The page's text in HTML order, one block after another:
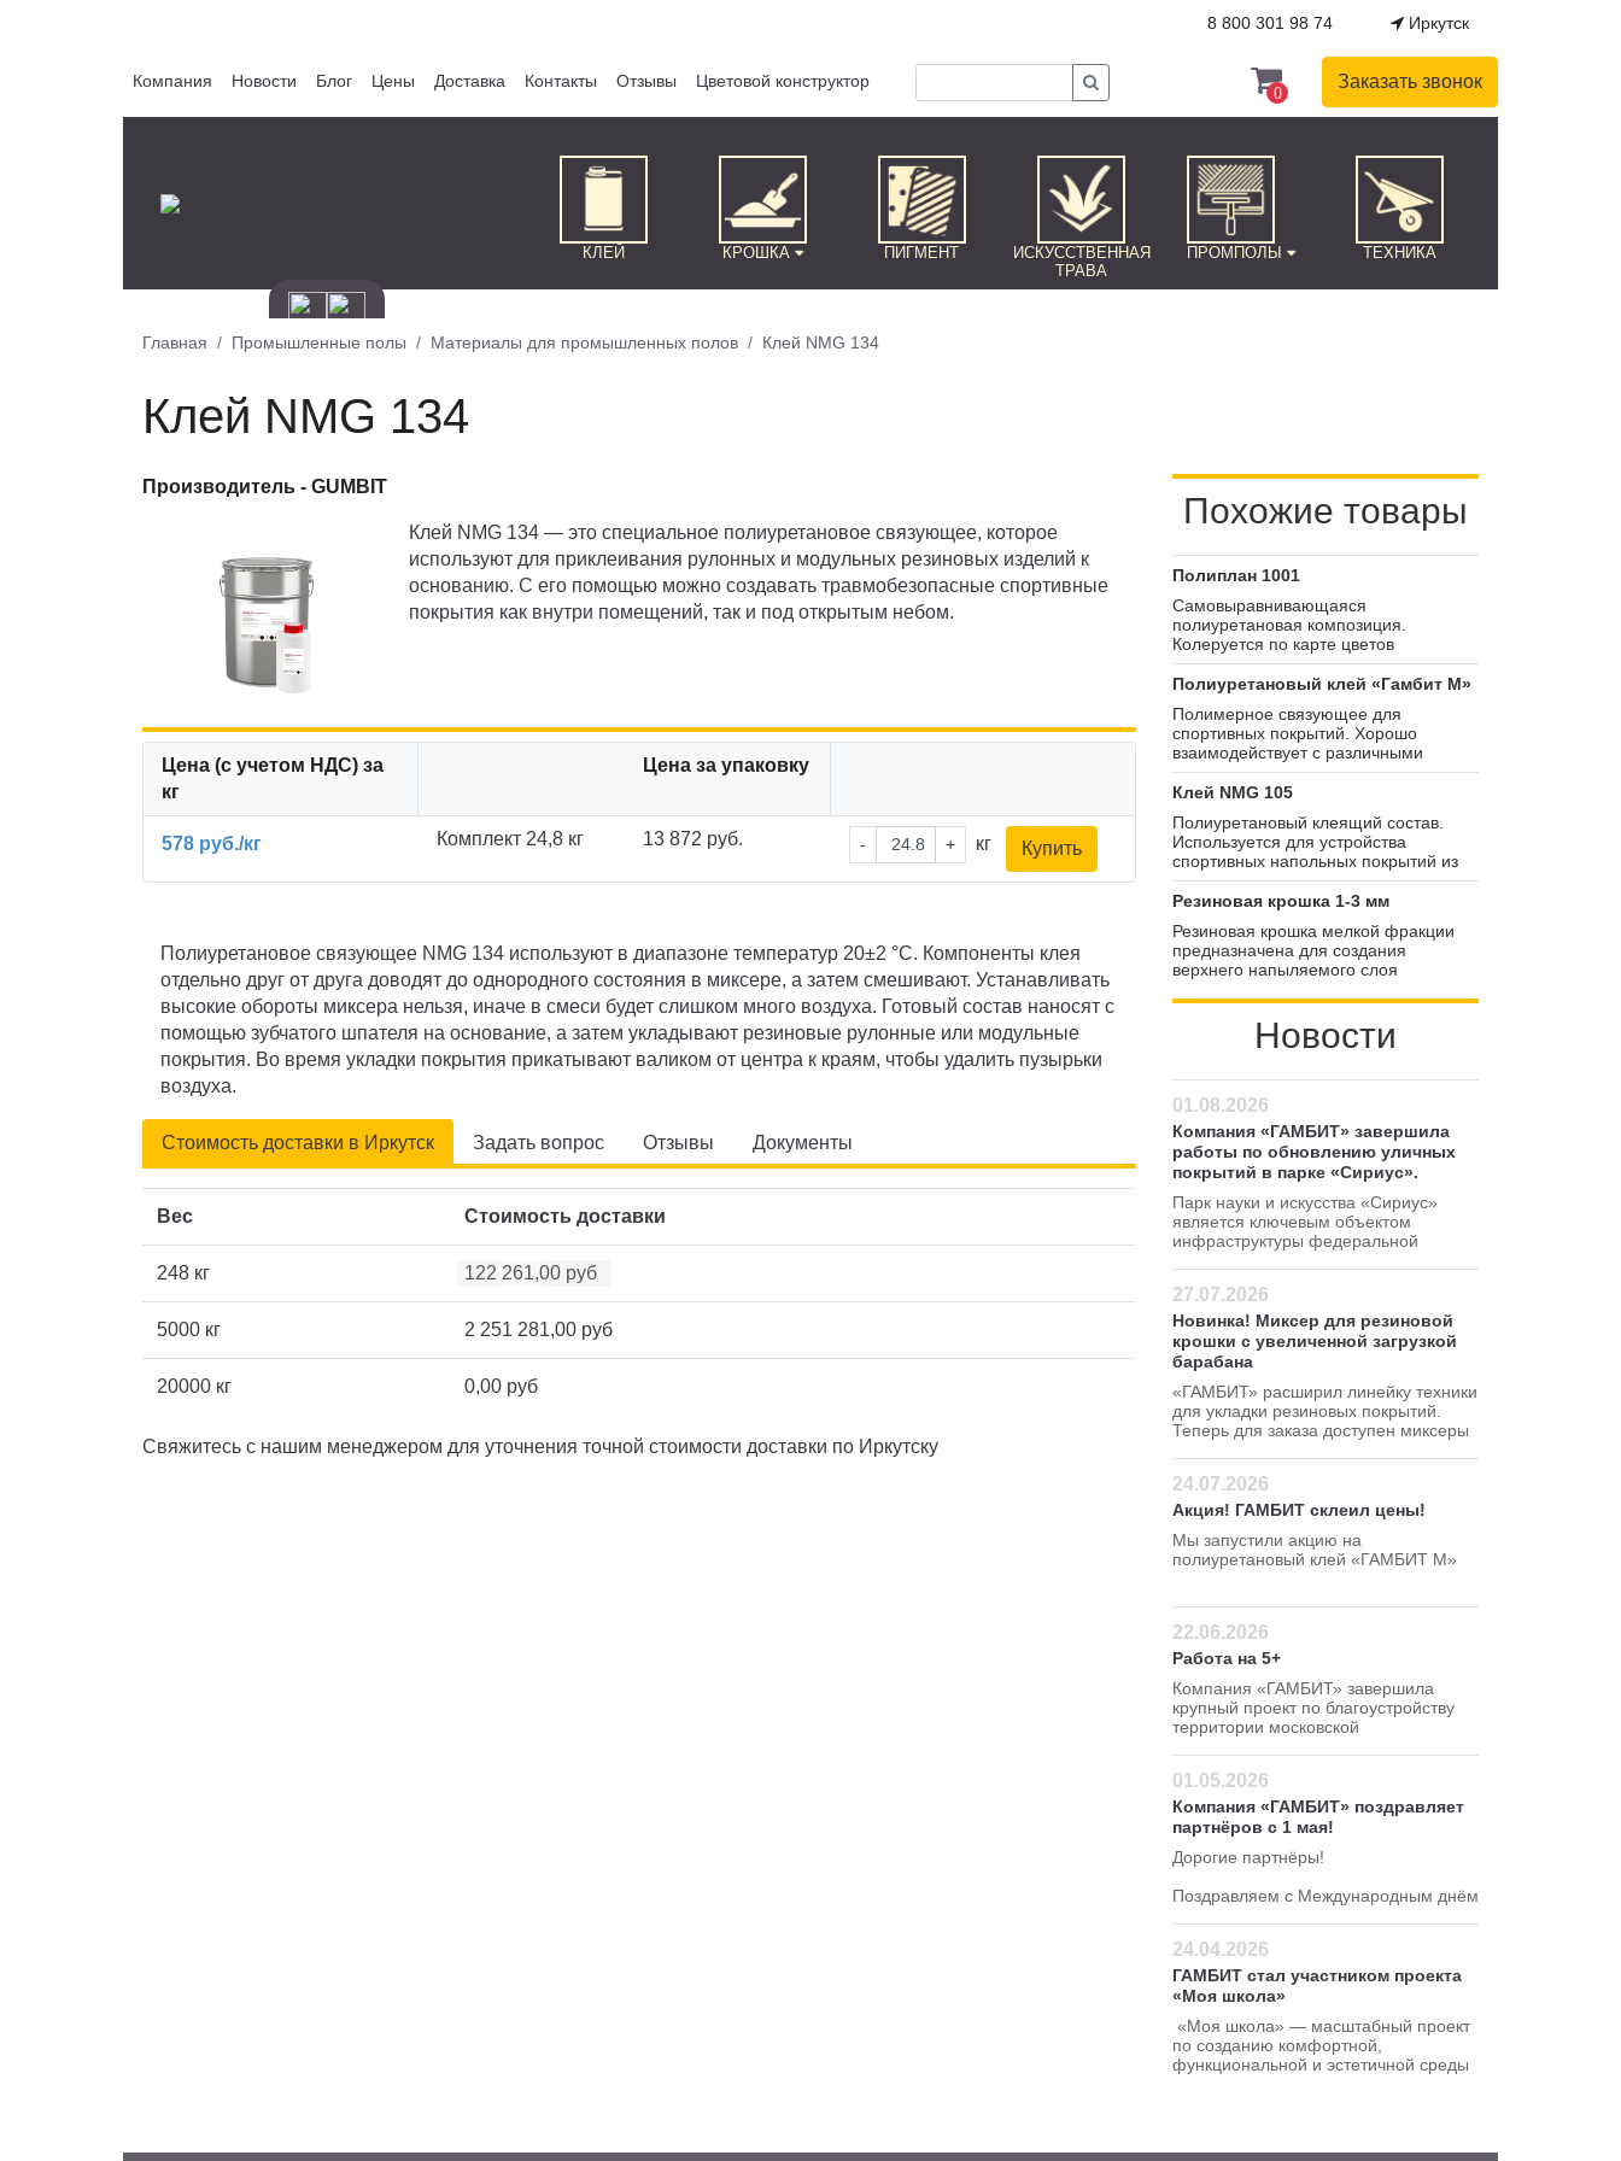
8 800 301 98 74 Иркутск
Компания Новости Блог Цены Доставка Контакты Отзывы Цветовой конструктор
0
Заказать звонок
КЛЕЙ КРОШКА ПИГМЕНТ
ИСКУССТВЕННАЯ
ТРАВА
ПРОМПОЛЫ ТЕХНИКА
Главная Промышленные полы Материалы для промышленных полов Клей NMG 134
Клей NMG 134
Производитель - GUMBIT
Клей NMG 134 — это специальное полиуретановое связующее, которое
используют для приклеивания рулонных и модульных резиновых изделий к
основанию. С его помощью можно создавать травмобезопасные спортивные
покрытия как внутри помещений, так и под открытым небом.
Цена (с учетом НДС) за
кг
Цена за упаковку
578 руб./кг Комплект 24,8 кг 13 872 руб. - + кг Купить
Полиуретановое связующее NMG 134 используют в диапазоне температур 20±2 °C. Компоненты клея
отдельно друг от друга доводят до однородного состояния в миксере, а затем смешивают. Устанавливать
высокие обороты миксера нельзя, иначе в смеси будет слишком много воздуха. Готовый состав наносят с
помощью зубчатого шпателя на основание, а затем укладывают резиновые рулонные или модульные
покрытия. Во время укладки покрытия прикатывают валиком от центра к краям, чтобы удалить пузырьки
воздуха.
Стоимость доставки в Иркутск
Вес Стоимость доставки
248 кг 122 261,00 руб
5000 кг 2 251 281,00 руб
20000 кг 0,00 руб
Свяжитесь с нашим менеджером для уточнения точной стоимости доставки по Иркутску
Задать вопрос Отзывы Документы
Похожие товары
Полиплан 1001
Самовыравнивающаяся
полиуретановая композиция.
Колеруется по карте цветов
Huntsman. Защищает основание от
воздействия водных и химических
привлекательность.
Полиуретановый клей «Гамбит М»
Полимерное связующее для
спортивных покрытий. Хорошо
взаимодействует с различными
видами фракционных наполнителей.
Смешивается с ними в пропорции
полимеризации — от 1 до 5 дней.
Клей NMG 105
Полиуретановый клеящий состав.
Используется для устройства
спортивных напольных покрытий из
резиновой крошки. Обеспечивает
однородную и прочную адгезионную
Резиновая крошка 1-3 мм
Резиновая крошка мелкой фракции
предназначена для создания
верхнего напыляемого слоя
искусственного газона. Гранулят
расфасован в биг беги. Масса
резиновой крошки в одном мешке —
Новости
01.08.2026
Компания «ГАМБИТ» завершила
работы по обновлению уличных
покрытий в парке «Сириус».
Парк науки и искусства «Сириус»
является ключевым объектом
инфраструктуры федеральной
27.07.2026
Новинка! Миксер для резиновой
крошки с увеличенной загрузкой
барабана
«ГАМБИТ» расширил линейку техники
для укладки резиновых покрытий.
Теперь для заказа доступен миксеры
24.07.2026
Акция! ГАМБИТ склеил цены!
Мы запустили акцию на
полиуретановый клей «ГАМБИТ М»
22.06.2026
Работа на 5+
Компания «ГАМБИТ» завершила
крупный проект по благоустройству
территории московской
01.05.2026
Компания «ГАМБИТ» поздравляет
партнёров с 1 мая!
Дорогие партнёры!
Поздравляем с Международным днём
24.04.2026
ГАМБИТ стал участником проекта
«Моя школа»
«Моя школа» — масштабный проект
по созданию комфортной,
функциональной и эстетичной среды